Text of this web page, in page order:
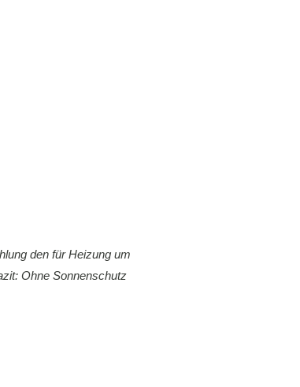
den für Heizung um
Ohne Sonnenschutz